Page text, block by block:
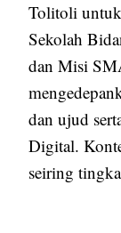
Tolitoli
Sekolah
dan Misi
dan ujud
Digital.
seiring